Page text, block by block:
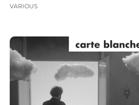
VARIOUS